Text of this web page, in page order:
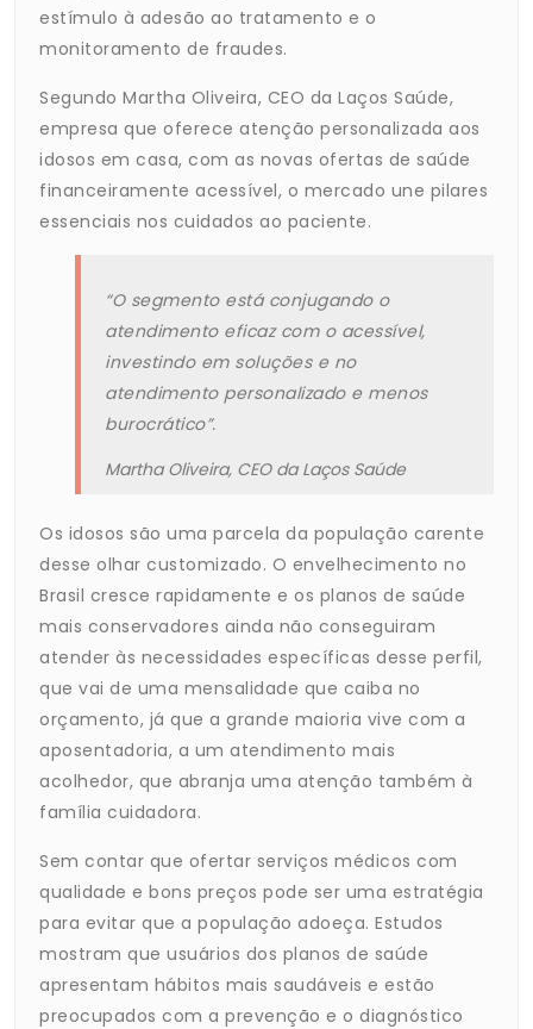
estímulo à adesão ao tratamento e o
monitoramento de fraudes.
Segundo Martha Oliveira, CEO da Laços Saúde,
empresa que oferece atenção personalizada aos
idosos em casa, com as novas ofertas de saúde
financeiramente acessível, o mercado une pilares
essenciais nos cuidados ao paciente.
“O segmento está conjugando o
atendimento eficaz com o acessível,
investindo em soluções e no
atendimento personalizado e menos
burocrático”.
Martha Oliveira, CEO da Laços Saúde
Os idosos são uma parcela da população carente
desse olhar customizado. O envelhecimento no
Brasil cresce rapidamente e os planos de saúde
mais conservadores ainda não conseguiram
atender às necessidades específicas desse perfil,
que vai de uma mensalidade que caiba no
orçamento, já que a grande maioria vive com a
aposentadoria, a um atendimento mais
acolhedor, que abranja uma atenção também à
família cuidadora.
Sem contar que ofertar serviços médicos com
qualidade e bons preços pode ser uma estratégia
para evitar que a população adoeça. Estudos
mostram que usuários dos planos de saúde
apresentam hábitos mais saudáveis e estão
preocupados com a prevenção e o diagnóstico